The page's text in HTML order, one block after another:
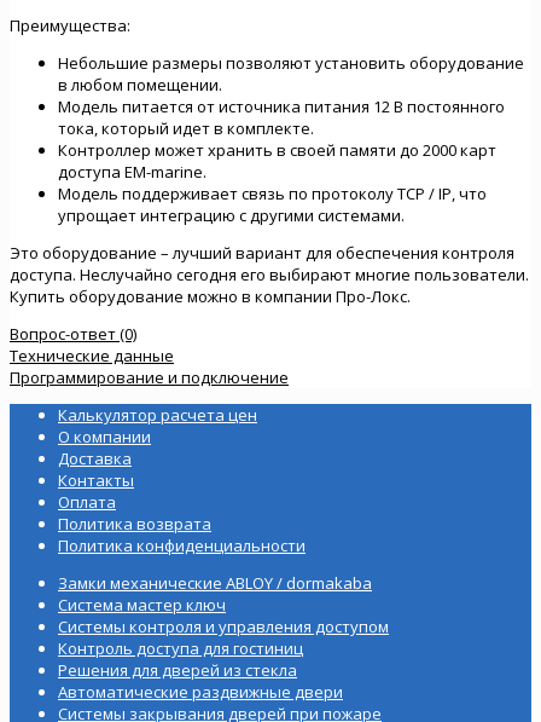
Преимущества:
Небольшие размеры позволяют установить оборудование
в любом помещении.
Модель питается от источника питания 12 В постоянного
тока, который идет в комплекте.
Контроллер может хранить в своей памяти до 2000 карт
доступа EM-marine.
Модель поддерживает связь по протоколу TCP / IP, что
упрощает интеграцию с другими системами.
Это оборудование – лучший вариант для обеспечения контроля
доступа. Неслучайно сегодня его выбирают многие пользователи.
Купить оборудование можно в компании Про-Локс.
Вопрос-ответ (0)
Технические данные
Программирование и подключение
Калькулятор расчета цен
О компании
Доставка
Контакты
Оплата
Политика возврата
Политика конфиденциальности
Замки механические ABLOY / dormakaba
Система мастер ключ
Системы контроля и управления доступом
Контроль доступа для гостиниц
Решения для дверей из стекла
Автоматические раздвижные двери
Системы закрывания дверей при пожаре